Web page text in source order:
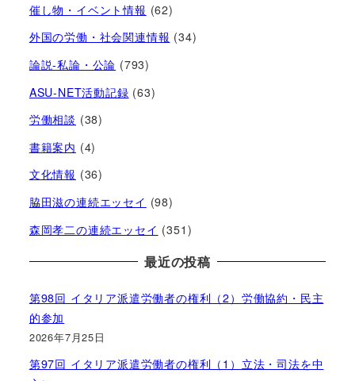
催し物・イベント情報 (62)
外国の労働・社会関連情報 (34)
論説-私論・公論 (793)
ASU-NET活動記録 (63)
労働相談 (38)
書籍案内 (4)
文化情報 (36)
脇田滋の連続エッセイ (98)
森岡孝二の連続エッセイ (351)
最近の投稿
第98回 イタリア派遣労働者の権利（2）労働協約・民主
的参加
2026年7月25日
第97回 イタリア派遣労働者の権利（1）立法・司法を中